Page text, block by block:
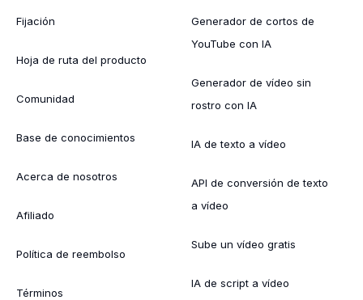
Fijación
Hoja de ruta del producto
Comunidad
Base de conocimientos
Acerca de nosotros
Afiliado
Política de reembolso
Términos
Generador de cortos de
YouTube con IA
Generador de vídeo sin
rostro con IA
IA de texto a vídeo
API de conversión de texto
a vídeo
Sube un vídeo gratis
IA de script a vídeo